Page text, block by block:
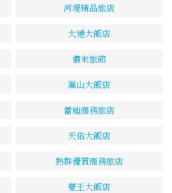
河堤精品旅店
大通大飯店
儂來旅館
嵩山大飯店
蕾迪商務旅店
天佑大飯店
熱群優質商務旅店
薆王大飯店